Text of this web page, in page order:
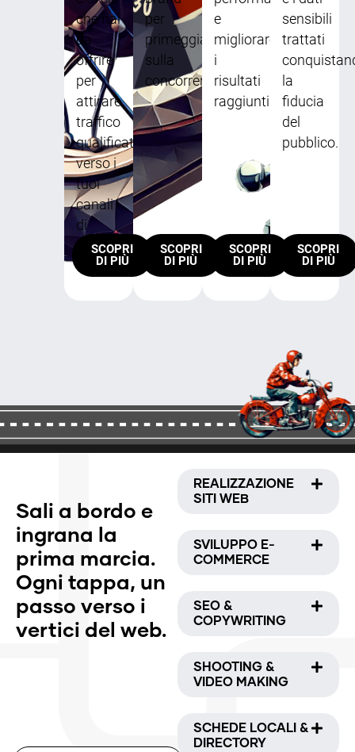
che hai
da
offrire
per
attirare
traffico
qualificato
verso i
tuoi
canali
di
proprietà.
SCOPRI
DI PIÙ
per
primeggiare
sulla
concorrenza.
SCOPRI
DI PIÙ
e
migliorare
i
risultati
raggiunti.
SCOPRI
DI PIÙ
sensibili
trattati
la
fiducia
del
pubblico.
SCOPRI
DI PIÙ
Sali a bordo e
ingrana la
prima marcia.
Ogni tappa, un
passo verso i
vertici del web.
REALIZZAZIONE
SITI WEB
SVILUPPO E-
COMMERCE
SEO &
COPYWRITING
SHOOTING &
VIDEO MAKING
SCHEDE LOCALI &
DIRECTORY